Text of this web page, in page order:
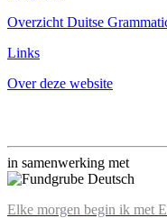
Overzicht Duitse
Links
Over deze website
in samenwerking met
Elke morgen begin ik met